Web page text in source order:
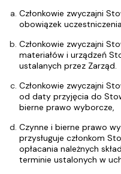
Członkowie zwyczajni
obowiązek
Członkowie zwyczajni
materiałów i urządzeń
ustalanych przez Zarząd.
Członkowie zwyczajni
od daty przyjęcia do
bierne prawo wyborcze,
Czynne i bierne prawo
przysługuje członkom
opłacania należnych
terminie ustalonych w